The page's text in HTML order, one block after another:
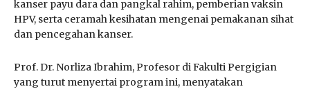
kanser payu dara dan pangkal rahim, pemberian vaksin
HPV, serta ceramah kesihatan mengenai pemakanan sihat
dan pencegahan kanser.
Prof. Dr. Norliza Ibrahim, Profesor di Fakulti Pergigian
yang turut menyertai program ini, menyatakan